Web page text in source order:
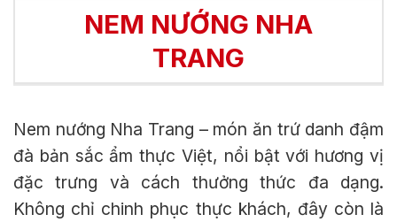
NEM NƯỚNG NHA
TRANG
Nem nướng Nha Trang – món ăn trứ danh đậm
đà bản sắc ẩm thực Việt, nổi bật với hương vị
đặc trưng và cách thưởng thức đa dạng.
Không chỉ chinh phục thực khách, đây còn là